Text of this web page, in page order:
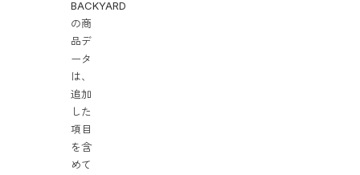
BACKYARD
の商
品デ
ータ
は、
追加
した
項目
を含
めて